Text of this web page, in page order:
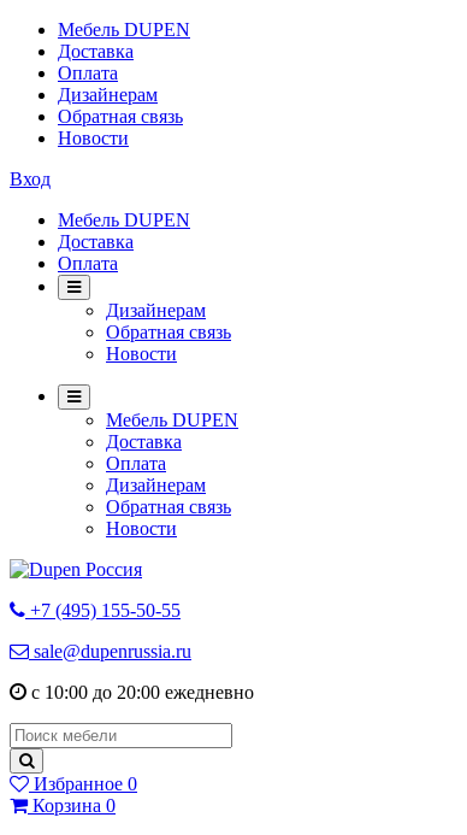
Мебель DUPEN
Доставка
Оплата
Дизайнерам
Обратная связь
Новости
Вход
Мебель DUPEN
Доставка
Оплата
Дизайнерам
Обратная связь
Новости
Мебель DUPEN
Доставка
Оплата
Дизайнерам
Обратная связь
Новости
+7 (495) 155-50-55
sale@dupenrussia.ru
с 10:00 до 20:00 ежедневно
Избранное 0
Корзина 0